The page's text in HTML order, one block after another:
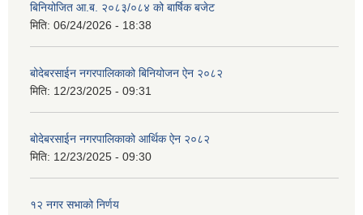
बिनियोजित आ.ब. २०८३/०८४ को बार्षिक बजेट
मिति: 06/24/2026 - 18:38
बोदेबरसाईन नगरपालिकाको बिनियोजन ऐन २०८२
मिति: 12/23/2025 - 09:31
बोदेबरसाईन नगरपालिकाको आर्थिक ऐन २०८२
मिति: 12/23/2025 - 09:30
१२ नगर सभाको निर्णय